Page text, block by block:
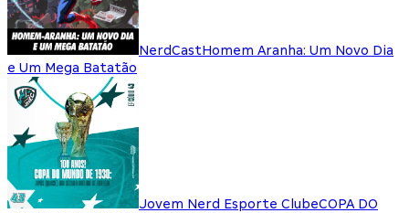
NerdCastHomem Aranha: Um Novo Dia
e Um Mega Batatão
Jovem Nerd Esporte ClubeCOPA DO